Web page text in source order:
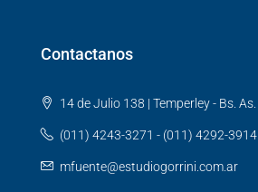
Contactanos
14 de Julio 138 | Temperley - Bs. As.
(011) 4243-3271 - (011) 4292-3914
mfuente@estudiogorrini.com.ar